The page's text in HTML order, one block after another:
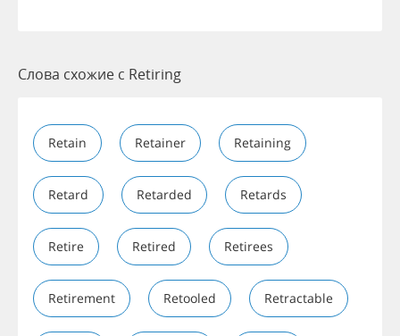
Слова схожие с Retiring
Retain Retainer Retaining
Retard Retarded Retards
Retire Retired Retirees
Retirement Retooled Retractable